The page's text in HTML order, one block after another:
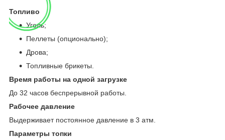
Топливо
Уголь;
Пеллеты (опционально);
Дрова;
Топливные брикеты.
Время работы на одной загрузке
До 32 часов беспрерывной работы.
Рабочее давление
Выдерживает постоянное давление в 3 атм.
Параметры топки